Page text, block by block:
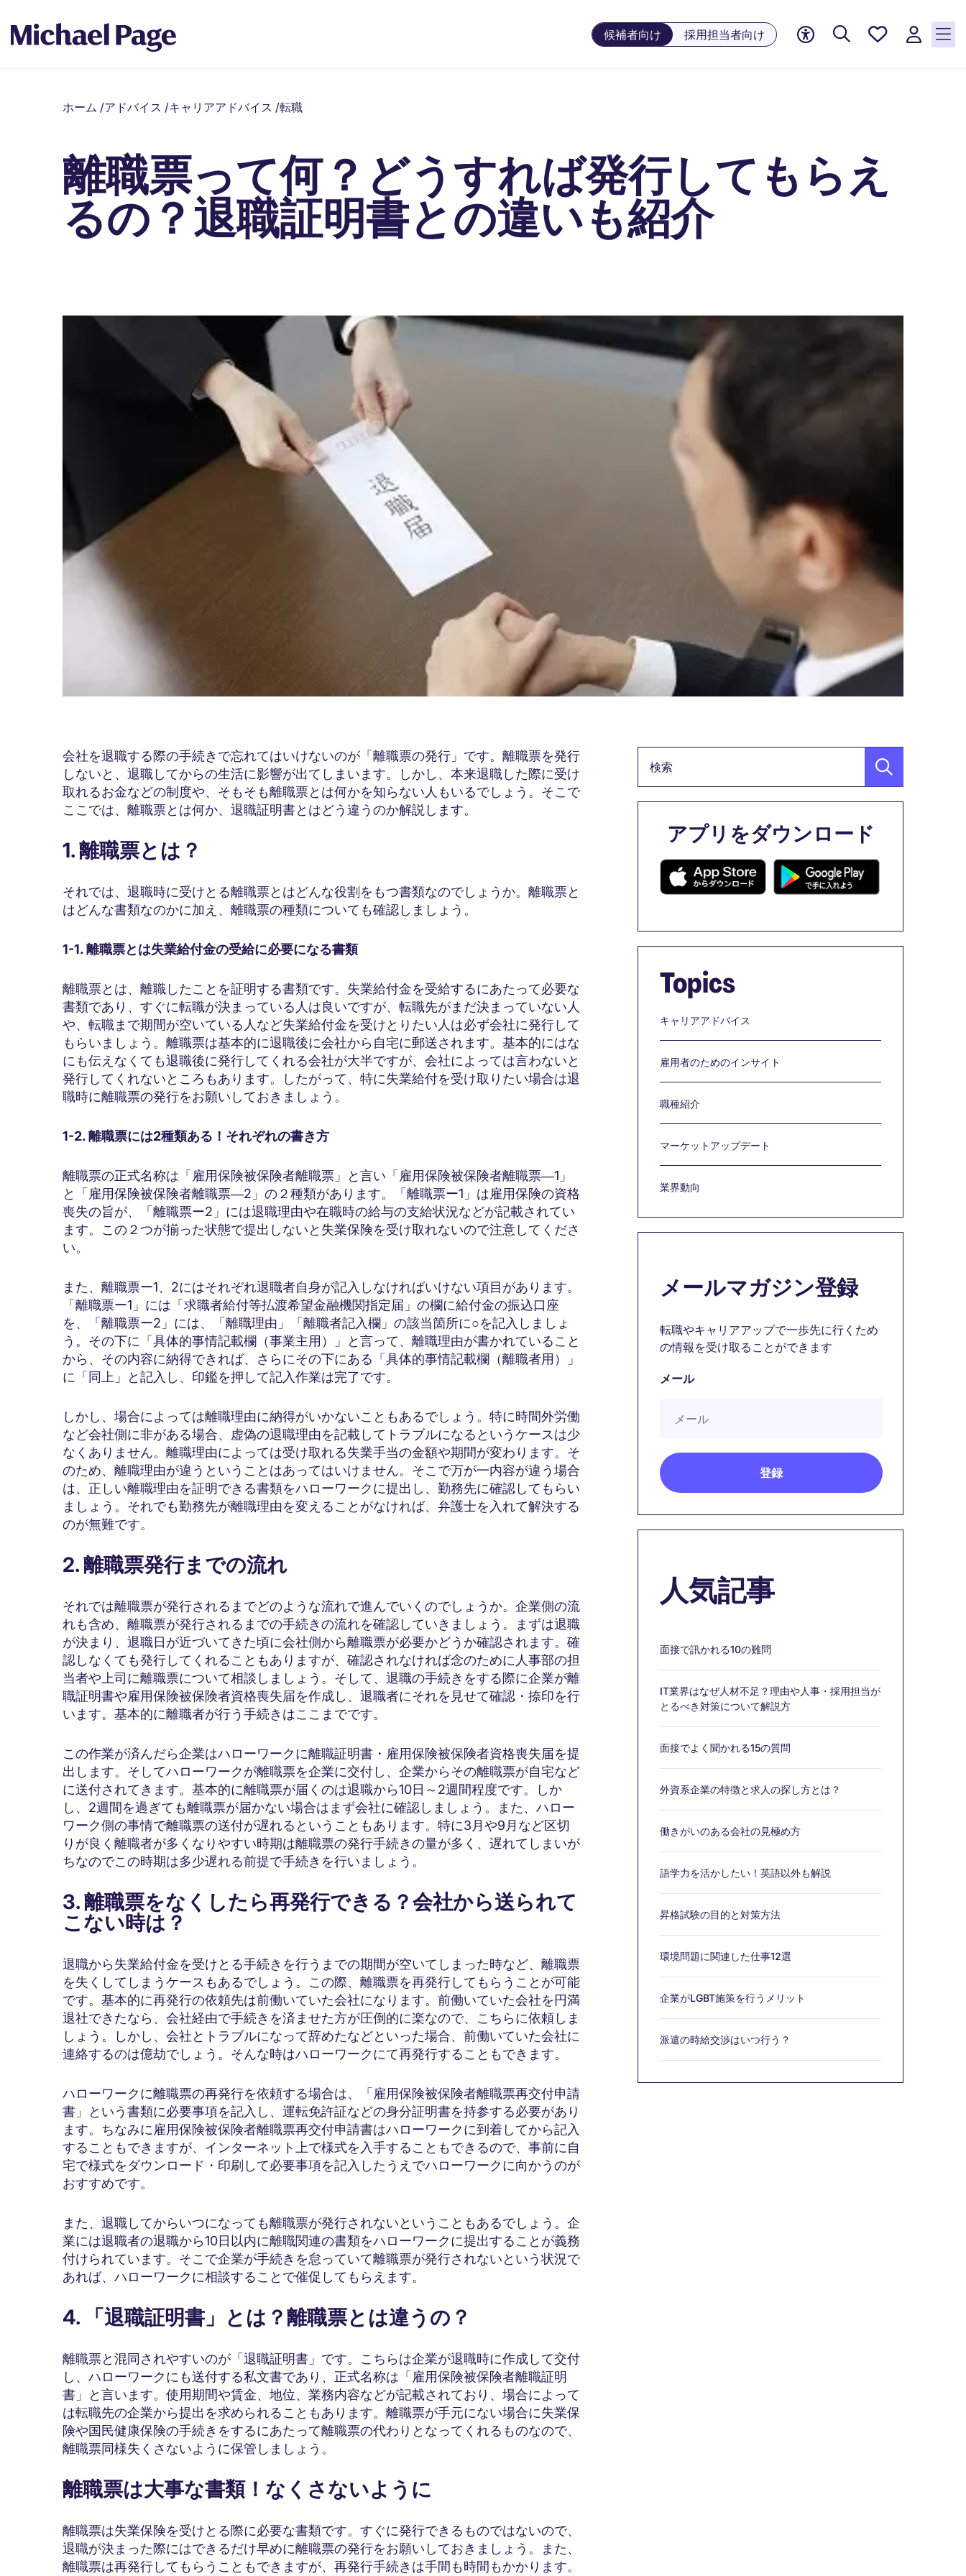
候補者向け 採用担当者向け
お気に
されて
います
ホーム /アドバイス /キャリアアドバイス /転職
離職票って何？どうすれば発行してもらえ
るの？退職証明書との違いも紹介
会社を退職する際の手続きで忘れてはいけないのが「離職票の発行」です。離職票を発行
しないと、退職してからの生活に影響が出てしまいます。しかし、本来退職した際に受け
取れるお金などの制度や、そもそも離職票とは何かを知らない人もいるでしょう。そこで
ここでは、離職票とは何か、退職証明書とはどう違うのか解説します。
1. 離職票とは？
それでは、退職時に受けとる離職票とはどんな役割をもつ書類なのでしょうか。離職票と
はどんな書類なのかに加え、離職票の種類についても確認しましょう。
1-1. 離職票とは失業給付金の受給に必要になる書類
離職票とは、離職したことを証明する書類です。失業給付金を受給するにあたって必要な
書類であり、すぐに転職が決まっている人は良いですが、転職先がまだ決まっていない人
や、転職まで期間が空いている人など失業給付金を受けとりたい人は必ず会社に発行して
もらいましょう。離職票は基本的に退職後に会社から自宅に郵送されます。基本的にはな
にも伝えなくても退職後に発行してくれる会社が大半ですが、会社によっては言わないと
発行してくれないところもあります。したがって、特に失業給付を受け取りたい場合は退
職時に離職票の発行をお願いしておきましょう。
1-2. 離職票には2種類ある！それぞれの書き方
離職票の正式名称は「雇用保険被保険者離職票」と言い「雇用保険被保険者離職票―1」
と「雇用保険被保険者離職票―2」の２種類があります。「離職票ー1」は雇用保険の資格
喪失の旨が、「離職票ー2」には退職理由や在職時の給与の支給状況などが記載されてい
ます。この２つが揃った状態で提出しないと失業保険を受け取れないので注意してくださ
い。
また、離職票ー1、2にはそれぞれ退職者自身が記入しなければいけない項目があります。
「離職票ー1」には「求職者給付等払渡希望金融機関指定届」の欄に給付金の振込口座
を、「離職票ー2」には、「離職理由」「離職者記入欄」の該当箇所に○を記入しましょ
う。その下に「具体的事情記載欄（事業主用）」と言って、離職理由が書かれていること
から、その内容に納得できれば、さらにその下にある「具体的事情記載欄（離職者用）」
に「同上」と記入し、印鑑を押して記入作業は完了です。
しかし、場合によっては離職理由に納得がいかないこともあるでしょう。特に時間外労働
など会社側に非がある場合、虚偽の退職理由を記載してトラブルになるというケースは少
なくありません。離職理由によっては受け取れる失業手当の金額や期間が変わります。そ
のため、離職理由が違うということはあってはいけません。そこで万が一内容が違う場合
は、正しい離職理由を証明できる書類をハローワークに提出し、勤務先に確認してもらい
ましょう。それでも勤務先が離職理由を変えることがなければ、弁護士を入れて解決する
のが無難です。
2. 離職票発行までの流れ
それでは離職票が発行されるまでどのような流れで進んでいくのでしょうか。企業側の流
れも含め、離職票が発行されるまでの手続きの流れを確認していきましょう。まずは退職
が決まり、退職日が近づいてきた頃に会社側から離職票が必要かどうか確認されます。確
認しなくても発行してくれることもありますが、確認されなければ念のために人事部の担
当者や上司に離職票について相談しましょう。そして、退職の手続きをする際に企業が離
職証明書や雇用保険被保険者資格喪失届を作成し、退職者にそれを見せて確認・捺印を行
います。基本的に離職者が行う手続きはここまでです。
この作業が済んだら企業はハローワークに離職証明書・雇用保険被保険者資格喪失届を提
出します。そしてハローワークが離職票を企業に交付し、企業からその離職票が自宅など
に送付されてきます。基本的に離職票が届くのは退職から10日～2週間程度です。しか
し、2週間を過ぎても離職票が届かない場合はまず会社に確認しましょう。また、ハロー
ワーク側の事情で離職票の送付が遅れるということもあります。特に3月や9月など区切
りが良く離職者が多くなりやすい時期は離職票の発行手続きの量が多く、遅れてしまいが
ちなのでこの時期は多少遅れる前提で手続きを行いましょう。
3. 離職票をなくしたら再発行できる？会社から送られて
こない時は？
退職から失業給付金を受けとる手続きを行うまでの期間が空いてしまった時など、離職票
を失くしてしまうケースもあるでしょう。この際、離職票を再発行してもらうことが可能
です。基本的に再発行の依頼先は前働いていた会社になります。前働いていた会社を円満
退社できたなら、会社経由で手続きを済ませた方が圧倒的に楽なので、こちらに依頼しま
しょう。しかし、会社とトラブルになって辞めたなどといった場合、前働いていた会社に
連絡するのは億劫でしょう。そんな時はハローワークにて再発行することもできます。
ハローワークに離職票の再発行を依頼する場合は、「雇用保険被保険者離職票再交付申請
書」という書類に必要事項を記入し、運転免許証などの身分証明書を持参する必要があり
ます。ちなみに雇用保険被保険者離職票再交付申請書はハローワークに到着してから記入
することもできますが、インターネット上で様式を入手することもできるので、事前に自
宅で様式をダウンロード・印刷して必要事項を記入したうえでハローワークに向かうのが
おすすめです。
また、退職してからいつになっても離職票が発行されないということもあるでしょう。企
業には退職者の退職から10日以内に離職関連の書類をハローワークに提出することが義務
付けられています。そこで企業が手続きを怠っていて離職票が発行されないという状況で
あれば、ハローワークに相談することで催促してもらえます。
4. 「退職証明書」とは？離職票とは違うの？
離職票と混同されやすいのが「退職証明書」です。こちらは企業が退職時に作成して交付
し、ハローワークにも送付する私文書であり、正式名称は「雇用保険被保険者離職証明
書」と言います。使用期間や賃金、地位、業務内容などが記載されており、場合によって
は転職先の企業から提出を求められることもあります。離職票が手元にない場合に失業保
険や国民健康保険の手続きをするにあたって離職票の代わりとなってくれるものなので、
離職票同様失くさないように保管しましょう。
離職票は大事な書類！なくさないように
離職票は失業保険を受けとる際に必要な書類です。すぐに発行できるものではないので、
退職が決まった際にはできるだけ早めに離職票の発行をお願いしておきましょう。また、
離職票は再発行してもらうこともできますが、再発行手続きは手間も時間もかかります。
アプリをダウンロード
Topics
キャリアアドバイス
雇用者のためのインサイト
職種紹介
マーケットアップデート
業界動向
メールマガジン登録
転職やキャリアアップで一歩先に行くため
の情報を受け取ることができます
メール
人気記事
面接で訊かれる10の難問
IT業界はなぜ人材不足？理由や人事・採用担当が
とるべき対策について解説方
面接でよく聞かれる15の質問
外資系企業の特徴と求人の探し方とは？
働きがいのある会社の見極め方
語学力を活かしたい！英語以外も解説
昇格試験の目的と対策方法
環境問題に関連した仕事12選
企業がLGBT施策を行うメリット
派遣の時給交渉はいつ行う？